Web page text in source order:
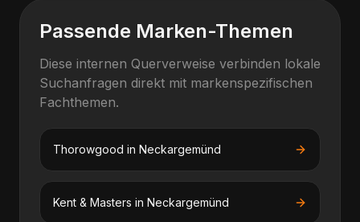
Passende Marken-Themen
Diese internen Querverweise verbinden lokale
Suchanfragen direkt mit markenspezifischen
Fachthemen.
Thorowgood in Neckargemünd
Kent & Masters in Neckargemünd